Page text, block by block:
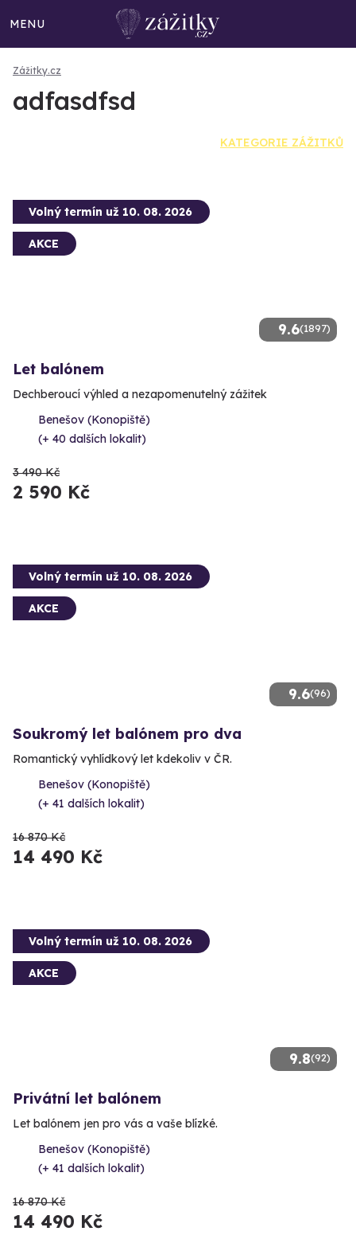
MENU
Zážitky.cz
adfasdfsd
KATEGORIE ZÁŽITKŮ
9.6(1897)
Volný termín už 10. 08. 2026
AKCE
Let balónem
Dechberoucí výhled a nezapomenutelný zážitek
Benešov (Konopiště)
(+ 40 dalších lokalit)
3 490 Kč
2 590 Kč
9.6(96)
Volný termín už 10. 08. 2026
AKCE
Soukromý let balónem pro dva
Romantický vyhlídkový let kdekoliv v ČR.
Benešov (Konopiště)
(+ 41 dalších lokalit)
16 870 Kč
14 490 Kč
9.8(92)
Volný termín už 10. 08. 2026
AKCE
Privátní let balónem
Let balónem jen pro vás a vaše blízké.
Benešov (Konopiště)
(+ 41 dalších lokalit)
16 870 Kč
14 490 Kč